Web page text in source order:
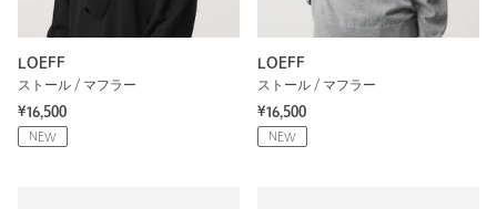
LOEFF
ストール / マフラー
¥16,500
NEW
LOEFF
ストール / マフラー
¥16,500
NEW